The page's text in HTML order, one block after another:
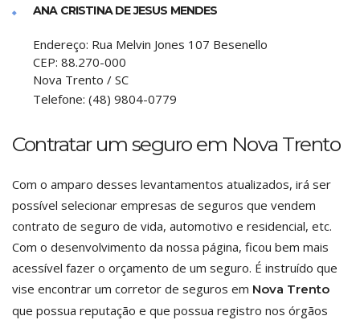
ANA CRISTINA DE JESUS MENDES
Endereço: Rua Melvin Jones 107 Besenello
CEP: 88.270-000
Nova Trento / SC
Telefone: (48) 9804-0779
Contratar um seguro em Nova Trento
Com o amparo desses levantamentos atualizados, irá ser
possível selecionar empresas de seguros que vendem
contrato de seguro de vida, automotivo e residencial, etc.
Com o desenvolvimento da nossa página, ficou bem mais
acessível fazer o orçamento de um seguro. É instruído que
vise encontrar um corretor de seguros em Nova Trento
que possua reputação e que possua registro nos órgãos